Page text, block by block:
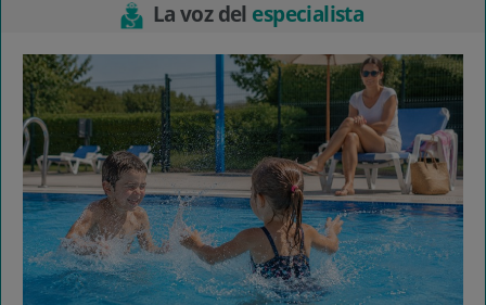
La voz del especialista